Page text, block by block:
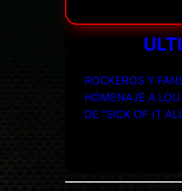
ROCKEROS Y
HOMENAJE A
DE “SICK OF IT